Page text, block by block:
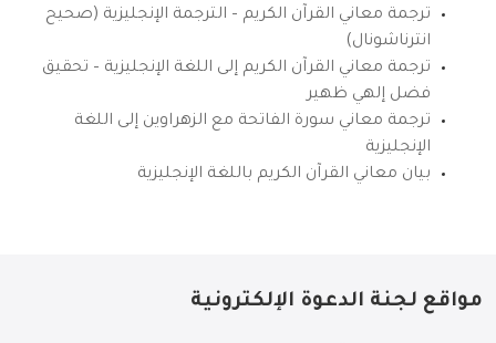
ترجمة معاني القرآن الكريم – الترجمة الإنجليزية (صحيح
انترناشونال)
ترجمة معاني القرآن الكريم إلى اللغة الإنجليزية – تحقيق
فضل إلهي ظهير
ترجمة معاني سورة الفاتحة مع الزهراوين إلى اللغة
الإنجليزية
بيان معاني القرآن الكريم باللغة الإنجليزية
مواقع لجنة الدعوة الإلكترونية